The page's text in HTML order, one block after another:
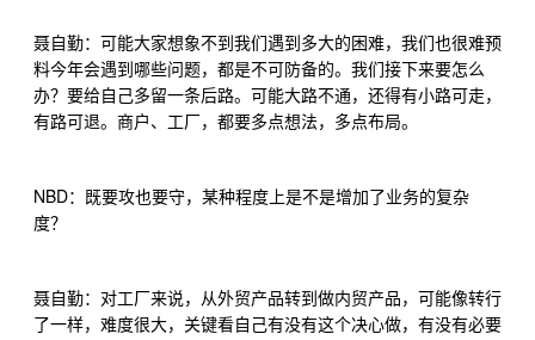
聂自勤：可能大家想象不到我们遇到多大的困难，我们也很难预
料今年会遇到哪些问题，都是不可防备的。我们接下来要怎么
办？要给自己多留一条后路。可能大路不通，还得有小路可走，
有路可退。商户、工厂，都要多点想法，多点布局。
NBD：既要攻也要守，某种程度上是不是增加了业务的复杂
度？
聂自勤：对工厂来说，从外贸产品转到做内贸产品，可能像转行
了一样，难度很大，关键看自己有没有这个决心做，有没有必要